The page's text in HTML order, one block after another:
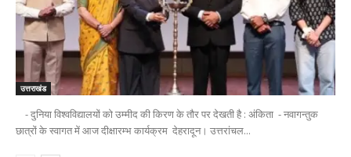
उत्तराखंड
- दुनिया विश्वविद्यालयों को उम्मीद की किरण के तौर पर देखती है : अंकिता - नवागन्तुक
छात्रों के स्वागत में आज दीक्षारम्भ कार्यक्रम देहरादून। उत्तरांचल...